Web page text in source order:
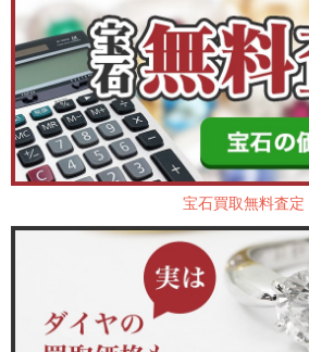
宝石買取無料査定